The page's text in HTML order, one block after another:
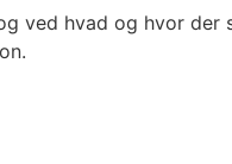
hvad og hvor der